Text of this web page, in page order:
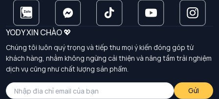
YODY XIN CHÀO 💖
Chúng tôi luôn quý trọng và tiếp thu mọi ý kiến đóng góp từ
khách hàng, nhằm không ngừng cải thiện và nâng tầm trải nghiệm
dịch vụ cũng như chất lượng sản phẩm.
Gửi